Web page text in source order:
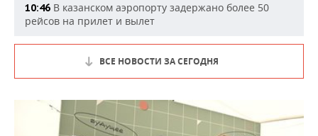
10:46 В казанском аэропорту задержано более 50
рейсов на прилет и вылет
ВСЕ НОВОСТИ ЗА СЕГОДНЯ